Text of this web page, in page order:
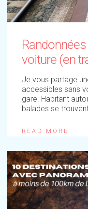
voiture (en
Je vous partage
accessibles sans
gare. Habitant
balades se
READ MORE